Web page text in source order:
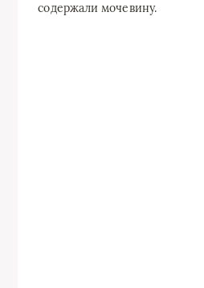
содержали мочевину.